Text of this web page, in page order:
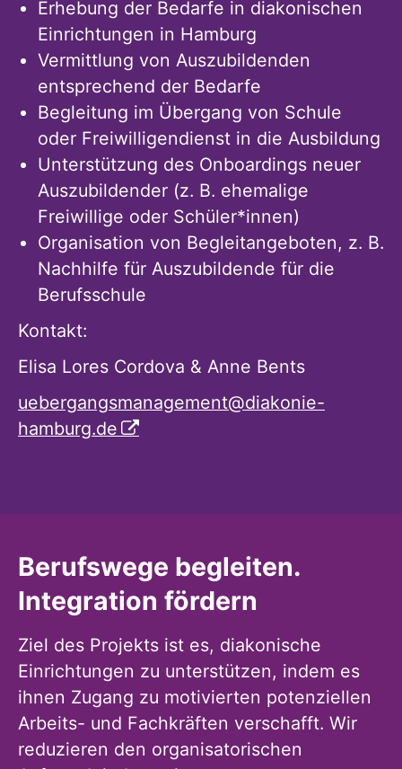
Berufswege begleiten.
Integration fördern
Ziel des Projekts ist es, diakonische
Einrichtungen zu unterstützen, indem es
ihnen Zugang zu motivierten potenziellen
Arbeits- und Fachkräften verschafft. Wir
reduzieren den organisatorischen
Erhebung der Bedarfe in diakonischen
Einrichtungen in Hamburg
Vermittlung von Auszubildenden
entsprechend der Bedarfe
Begleitung im Übergang von Schule
oder Freiwilligendienst in die Ausbildung
Unterstützung des Onboardings neuer
Auszubildender (z. B. ehemalige
Freiwillige oder Schüler*innen)
Organisation von Begleitangeboten, z. B.
Nachhilfe für Auszubildende für die
Berufsschule
Kontakt:
Elisa Lores Cordova & Anne Bents
uebergangsmanagement@diakonie-
hamburg.de